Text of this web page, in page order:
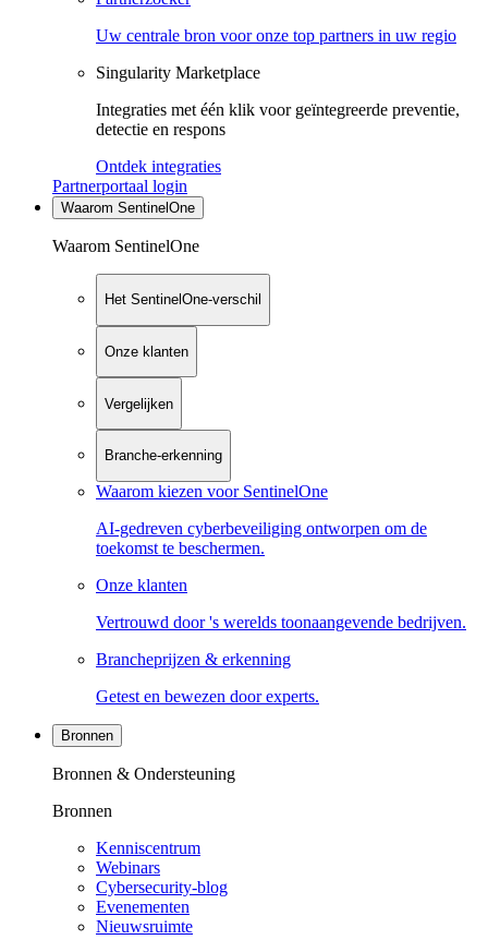
Uw centrale bron voor onze top partners in uw regio
Singularity Marketplace
Integraties met één klik voor geïntegreerde preventie,
detectie en respons
Ontdek integraties
Partnerportaal login
Waarom SentinelOne
Waarom SentinelOne
Het SentinelOne-verschil
Onze klanten
Vergelijken
Branche-erkenning
Waarom kiezen voor SentinelOne
AI-gedreven cyberbeveiliging ontworpen om de
toekomst te beschermen.
Onze klanten
Vertrouwd door 's werelds toonaangevende bedrijven.
Brancheprijzen & erkenning
Getest en bewezen door experts.
Bronnen
Bronnen & Ondersteuning
Bronnen
Kenniscentrum
Webinars
Cybersecurity-blog
Evenementen
Nieuwsruimte